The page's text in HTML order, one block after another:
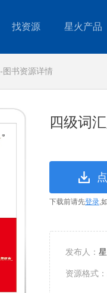
找资源 星火产品
图书资源详情
四级词
下载前请先登录,
发布人：
资源格式：